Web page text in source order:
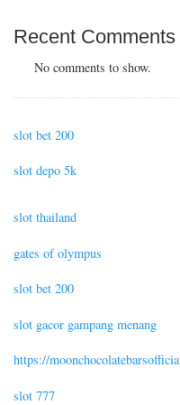
Recent Comments
No comments to show.
slot bet 200
slot depo 5k
slot thailand
gates of olympus
slot bet 200
slot gacor gampang menang
https://
slot 777